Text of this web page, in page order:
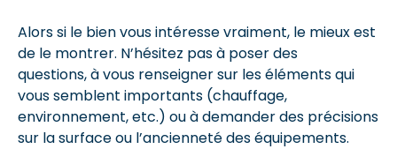
Alors si le bien vous intéresse vraiment, le mieux est
de le montrer. N’hésitez pas à poser des
questions, à vous renseigner sur les éléments qui
vous semblent importants (chauffage,
environnement, etc.) ou à demander des précisions
sur la surface ou l’ancienneté des équipements.